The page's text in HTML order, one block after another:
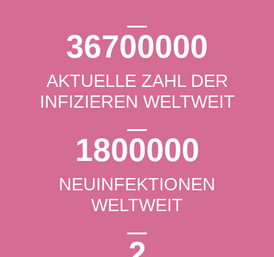
36700000
AKTUELLE ZAHL DER
INFIZIEREN WELTWEIT
1800000
NEUINFEKTIONEN
WELTWEIT